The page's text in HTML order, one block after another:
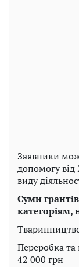
Заявники
допомогу від
виду
Суми
категоріям,
Переробка та
42 000 грн